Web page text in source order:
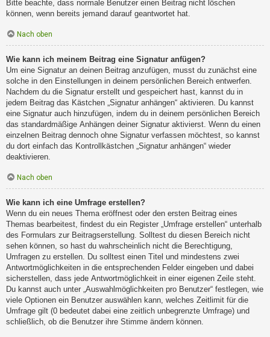
Bitte beachte, dass normale Benutzer einen Beitrag nicht löschen
können, wenn bereits jemand darauf geantwortet hat.
Nach oben
Wie kann ich meinem Beitrag eine Signatur anfügen?
Um eine Signatur an deinen Beitrag anzufügen, musst du zunächst eine
solche in den Einstellungen in deinem persönlichen Bereich entwerfen.
Nachdem du die Signatur erstellt und gespeichert hast, kannst du in
jedem Beitrag das Kästchen „Signatur anhängen“ aktivieren. Du kannst
eine Signatur auch hinzufügen, indem du in deinem persönlichen Bereich
das standardmäßige Anhängen deiner Signatur aktivierst. Wenn du einen
einzelnen Beitrag dennoch ohne Signatur verfassen möchtest, so kannst
du dort einfach das Kontrollkästchen „Signatur anhängen“ wieder
deaktivieren.
Nach oben
Wie kann ich eine Umfrage erstellen?
Wenn du ein neues Thema eröffnest oder den ersten Beitrag eines
Themas bearbeitest, findest du ein Register „Umfrage erstellen“ unterhalb
des Formulars zur Beitragserstellung. Solltest du diesen Bereich nicht
sehen können, so hast du wahrscheinlich nicht die Berechtigung,
Umfragen zu erstellen. Du solltest einen Titel und mindestens zwei
Antwortmöglichkeiten in die entsprechenden Felder eingeben und dabei
sicherstellen, dass jede Antwortmöglichkeit in einer eigenen Zeile steht.
Du kannst auch unter „Auswahlmöglichkeiten pro Benutzer“ festlegen, wie
viele Optionen ein Benutzer auswählen kann, welches Zeitlimit für die
Umfrage gilt (0 bedeutet dabei eine zeitlich unbegrenzte Umfrage) und
schließlich, ob die Benutzer ihre Stimme ändern können.